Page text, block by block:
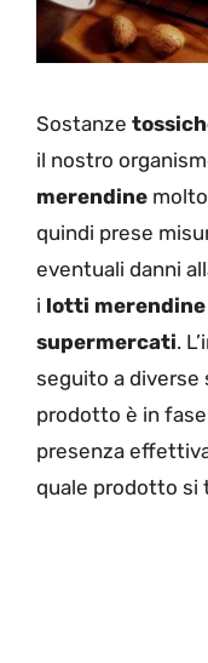
Sostanze
il nostro
merendine
quindi prese
eventuali danni
i lotti merendine
supermercati.
seguito a diverse
prodotto è in
presenza
quale prodotto si